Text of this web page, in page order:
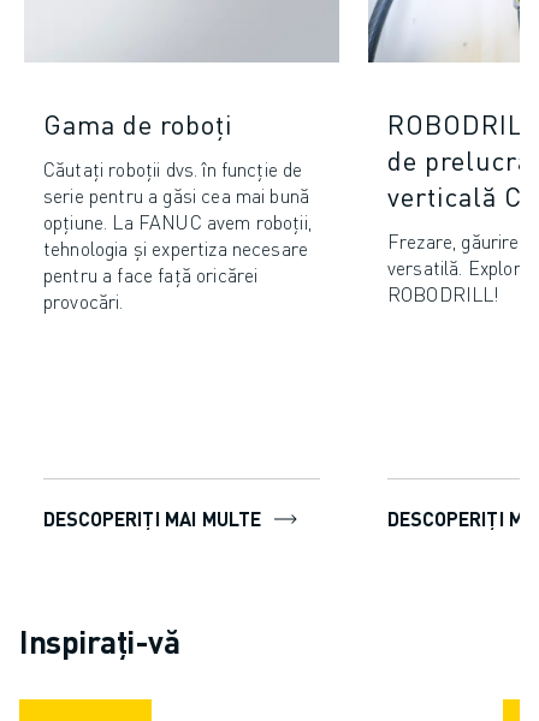
Gama de roboți
Căutați roboții dvs. în funcție de
serie pentru a găsi cea mai bună
opțiune. La FANUC avem roboții,
tehnologia și expertiza necesare
pentru a face față oricărei
provocări.
DESCOPERIȚI MAI MULTE
de
verticală
Frezare, găurire
versatilă.
ROBODRILL!
DESCOPERIȚI
Inspirați-vă